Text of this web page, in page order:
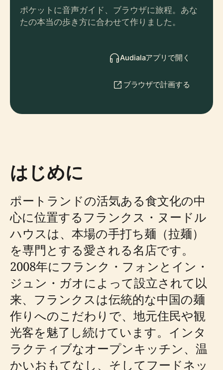
ポケットに音声ガイド、ブラウザに旅程。あな
たの本当の歩き方に合わせて作りました。
Audialaアプリで開く
ブラウザで計画する
はじめに
ポートランドの活気ある食文化の中
心に位置するフランクス・ヌードル
ハウスは、本場の手打ち麺（拉麺）
を専門とする愛される名店です。
2008年にフランク・フォンとイン・
ジュン・ガオによって設立されて以
来、フランクスは伝統的な中国の麺
作りへのこだわりで、地元住民や観
光客を魅了し続けています。インタ
ラクティブなオープンキッチン、温
かいおもてなし、そしてフードネッ